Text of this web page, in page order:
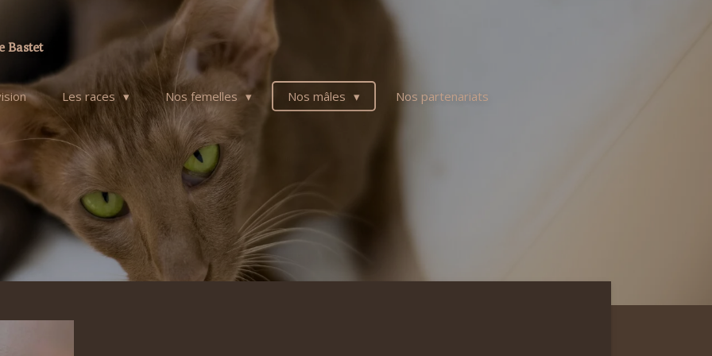
Bastet
Les races Nos femelles Nos mâles
Nos partenariats